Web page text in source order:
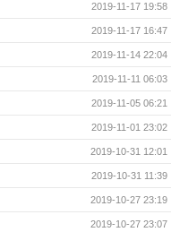
2019-11-17 19:58
2019-11-17 16:47
2019-11-14 22:04
2019-11-11 06:03
2019-11-05 06:21
2019-11-01 23:02
2019-10-31 12:01
2019-10-31 11:39
2019-10-27 23:19
2019-10-27 23:07